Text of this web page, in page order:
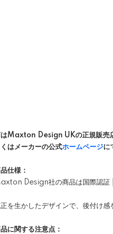
はMaxton Design UKの正規販売
はメーカーの公式ホームページに
仕様：
Design社の商品は国際認証
を生かしたデザインで、後付け感
に関する注意点：